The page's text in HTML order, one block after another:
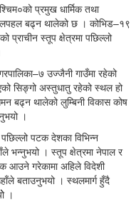
प्रमुख धार्मिक तथा
बढ्न थालेको छ । कोभिड–१९
प्राचीन स्तूप क्षेत्रमा पछिल्लो
उज्जैनी गाउँमा रहेको
सिङ्गो अस्तुधातु रहेको स्थल हो
बढ्न थालेको लुम्बिनी विकास कोष
।
पटक देशका विभिन्न
भन्नुभयो । स्तूप क्षेत्रमा नेपाल र
आउने गरेकामा अहिले विदेशी
बताउनुभयो । स्थलमार्ग हुँदै
।